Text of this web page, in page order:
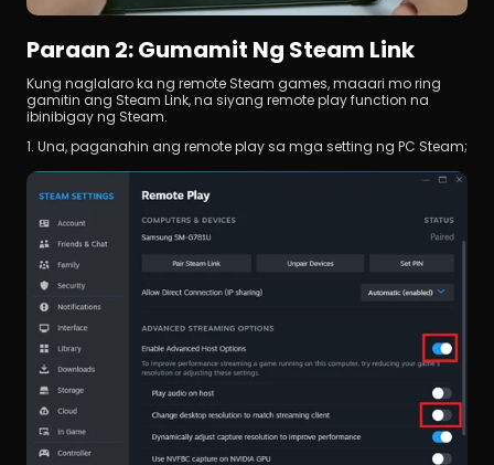
Paraan 2: Gumamit Ng Steam Link
Kung naglalaro ka ng remote Steam games, maaari mo ring
gamitin ang Steam Link, na siyang remote play function na
ibinibigay ng Steam.
1. Una, paganahin ang remote play sa mga setting ng PC Steam;